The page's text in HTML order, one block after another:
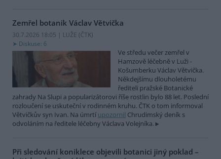
Zemřel botanik Václav Větvička
30.7.2026 18:05 | LUŽE (ČTK)
Diskuse: 6
Ve středu večer zemřel v
Hamzově léčebně v Luži -
Košumberku Václav Větvička.
Někdejšímu dlouholetému
řediteli pražské Botanické
zahrady Na Slupi a popularizátorovi říše rostlin bylo 88 let. Poslední
rozloučení se uskuteční v rodinném kruhu. ČTK o tom informoval
Větvičkův syn Ivan. Na úmrtí upozornil Chrudimský deník s
odvoláním na ředitele léčebny Václava Volejníka.
Při sledování koniklece objevili botanici jiný poklad –